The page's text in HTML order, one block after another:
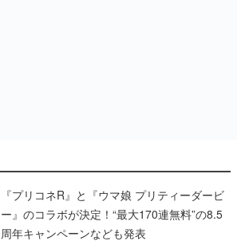
周年キャンペーンなども発表
2026年8月8日
Xの収益分配プログラムが9月7日をもって終